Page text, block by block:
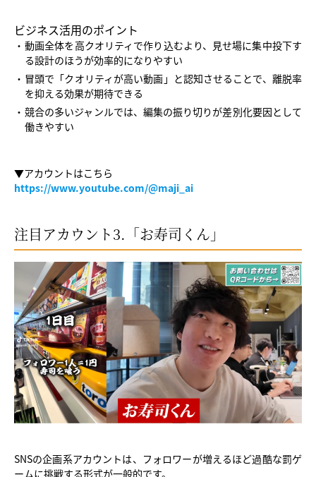
ビジネス活用のポイント
動画全体を高クオリティで作り込むより、見せ場に集中投下す
る設計のほうが効率的になりやすい
冒頭で「クオリティが高い動画」と認知させることで、離脱率
を抑える効果が期待できる
競合の多いジャンルでは、編集の振り切りが差別化要因として
働きやすい
▼アカウントはこちら
https://www.youtube.com/@maji_ai
注目アカウント3.「お寿司くん」
SNSの企画系アカウントは、フォロワーが増えるほど過酷な罰ゲ
ームに挑戦する形式が一般的です。